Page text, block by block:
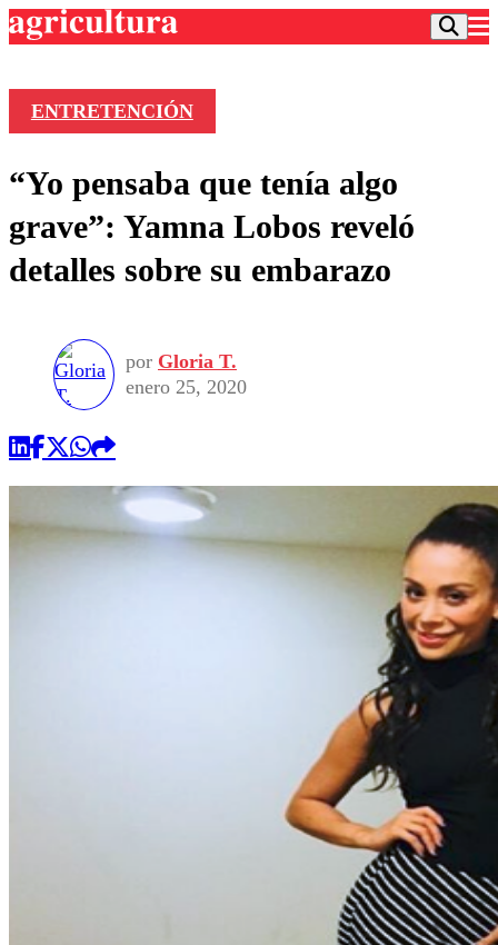
Frecuencias
Agricultura TV
Deportes
Colo Colo
Seleccion Chilena
Torneo Internacional
Entretención
Economía
Internacional
Publicaciones en medios
Opinión
ENTRETENCIÓN
“Yo pensaba que tenía algo
grave”: Yamna Lobos reveló
detalles sobre su embarazo
por Gloria T.
enero 25, 2020